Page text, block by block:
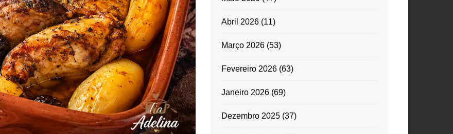
Abril 2026(11)
Março 2026(53)
Fevereiro 2026(63)
Janeiro 2026(69)
Dezembro 2025(37)